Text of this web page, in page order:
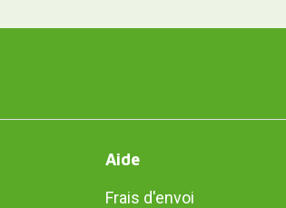
Aide
Frais d'envoi